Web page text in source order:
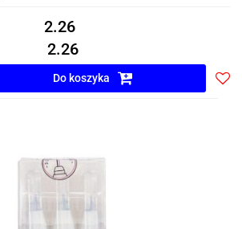
2.26
2.26
Do koszyka